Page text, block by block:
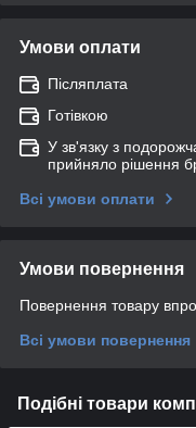
Умови оплати
Післяплата
Готівкою
У зв'язку з
прийняло рішення
Всі умови оплати
Умови повернення
Повернення товару
Всі умови повернення
Подібні товари